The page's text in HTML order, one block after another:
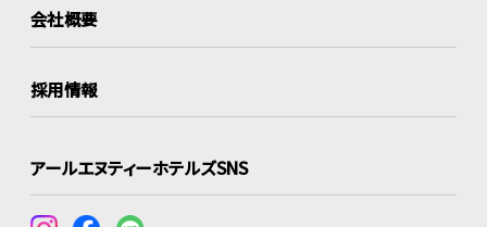
会社概要
採用情報
アールエヌティーホテルズSNS